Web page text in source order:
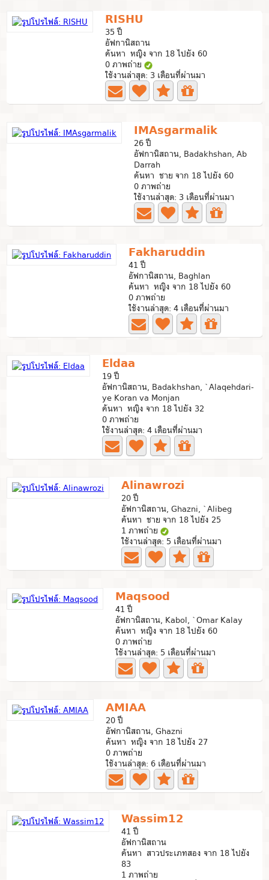
RISHU
35 ปี
อัฟกานิสถาน
ค้นหา หญิง จาก 18 ไปยัง 60
0 ภาพถ่าย
ใช้งานล่าสุด: 3 เดือนที่ผ่านมา
IMAsgarmalik
26 ปี
อัฟกานิสถาน, Badakhshan, Ab
Darrah
ค้นหา ชาย จาก 18 ไปยัง 60
0 ภาพถ่าย
ใช้งานล่าสุด: 3 เดือนที่ผ่านมา
Fakharuddin
41 ปี
อัฟกานิสถาน, Baghlan
ค้นหา หญิง จาก 18 ไปยัง 60
0 ภาพถ่าย
ใช้งานล่าสุด: 4 เดือนที่ผ่านมา
Eldaa
19 ปี
อัฟกานิสถาน, Badakhshan, `Alaqehdari-
ye Koran va Monjan
ค้นหา หญิง จาก 18 ไปยัง 32
0 ภาพถ่าย
ใช้งานล่าสุด: 4 เดือนที่ผ่านมา
Alinawrozi
20 ปี
อัฟกานิสถาน, Ghazni, `Alibeg
ค้นหา ชาย จาก 18 ไปยัง 25
1 ภาพถ่าย
ใช้งานล่าสุด: 5 เดือนที่ผ่านมา
Maqsood
41 ปี
อัฟกานิสถาน, Kabol, `Omar Kalay
ค้นหา หญิง จาก 18 ไปยัง 60
0 ภาพถ่าย
ใช้งานล่าสุด: 5 เดือนที่ผ่านมา
AMIAA
20 ปี
อัฟกานิสถาน, Ghazni
ค้นหา หญิง จาก 18 ไปยัง 27
0 ภาพถ่าย
ใช้งานล่าสุด: 6 เดือนที่ผ่านมา
Wassim12
41 ปี
อัฟกานิสถาน
ค้นหา สาวประเภทสอง จาก 18 ไปยัง
83
1 ภาพถ่าย